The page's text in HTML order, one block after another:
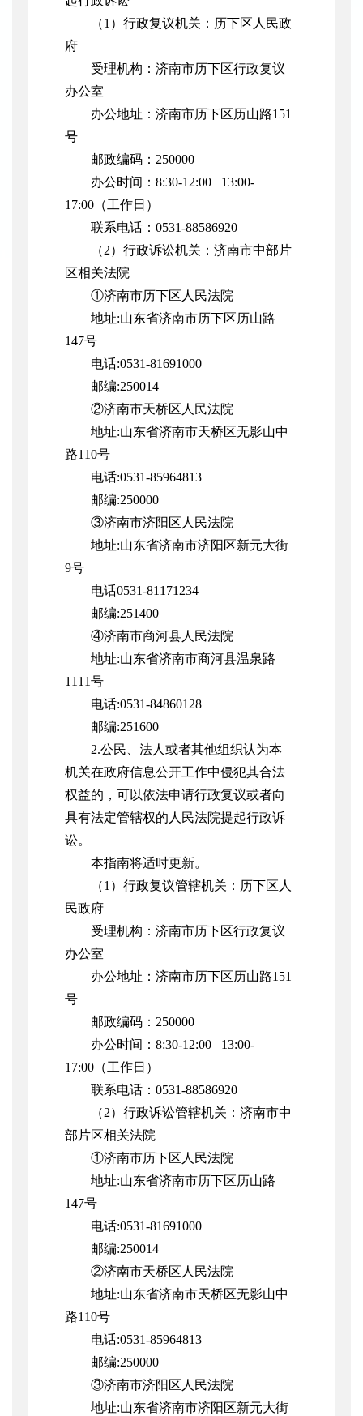
（1）行政复议机关：历下区人民政
府
受理机构：济南市历下区行政复议
办公室
办公地址：济南市历下区历山路151
号
邮政编码：250000
办公时间：8:30-12:00 13:00-
17:00（工作日）
联系电话：0531-88586920
（2）行政诉讼机关：济南市中部片
区相关法院
①济南市历下区人民法院
地址:山东省济南市历下区历山路
147号
电话:0531-81691000
邮编:250014
②济南市天桥区人民法院
地址:山东省济南市天桥区无影山中
路110号
电话:0531-85964813
邮编:250000
③济南市济阳区人民法院
地址:山东省济南市济阳区新元大街
9号
电话0531-81171234
邮编:251400
④济南市商河县人民法院
地址:山东省济南市商河县温泉路
1111号
电话:0531-84860128
邮编:251600
2.公民、法人或者其他组织认为本
机关在政府信息公开工作中侵犯其合法
权益的，可以依法申请行政复议或者向
具有法定管辖权的人民法院提起行政诉
讼。
本指南将适时更新。
（1）行政复议管辖机关：历下区人
民政府
受理机构：济南市历下区行政复议
办公室
办公地址：济南市历下区历山路151
号
邮政编码：250000
办公时间：8:30-12:00 13:00-
17:00（工作日）
联系电话：0531-88586920
（2）行政诉讼管辖机关：济南市中
部片区相关法院
①济南市历下区人民法院
地址:山东省济南市历下区历山路
147号
电话:0531-81691000
邮编:250014
②济南市天桥区人民法院
地址:山东省济南市天桥区无影山中
路110号
电话:0531-85964813
邮编:250000
③济南市济阳区人民法院
地址:山东省济南市济阳区新元大街